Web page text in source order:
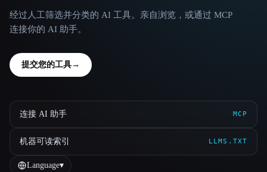
经过人工筛选并分类的 AI 工具。亲自浏览，或通过 MCP
连接你的 AI 助手。
提交您的工具→
连接 AI 助手 MCP
机器可读索引 LLMS.TXT
Language▾